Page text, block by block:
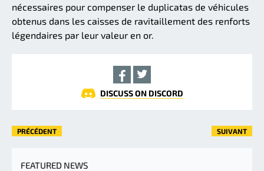
nécessaires pour compenser le duplicatas de véhicules
obtenus dans les caisses de ravitaillement des renforts
légendaires par leur valeur en or.
DISCUSS ON DISCORD
PRÉCÉDENT SUIVANT
FEATURED NEWS